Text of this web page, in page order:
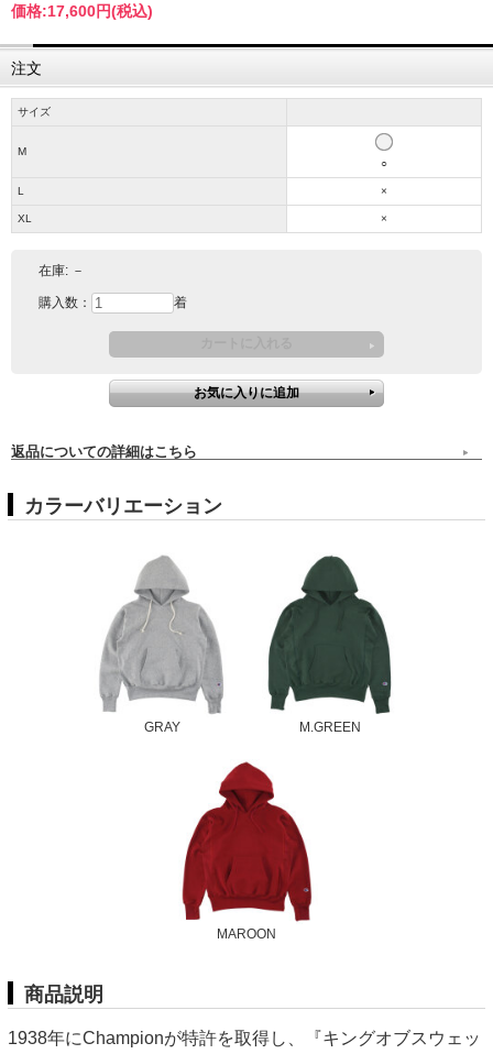
価格:17,600円(税込)
注文
サイズ
M
○
L ×
XL ×
在庫: －
購入数： 着
返品についての詳細はこちら
カラーバリエーション
GRAY M.GREEN
MAROON
商品説明
1938年にChampionが特許を取得し、『キングオブスウェッ